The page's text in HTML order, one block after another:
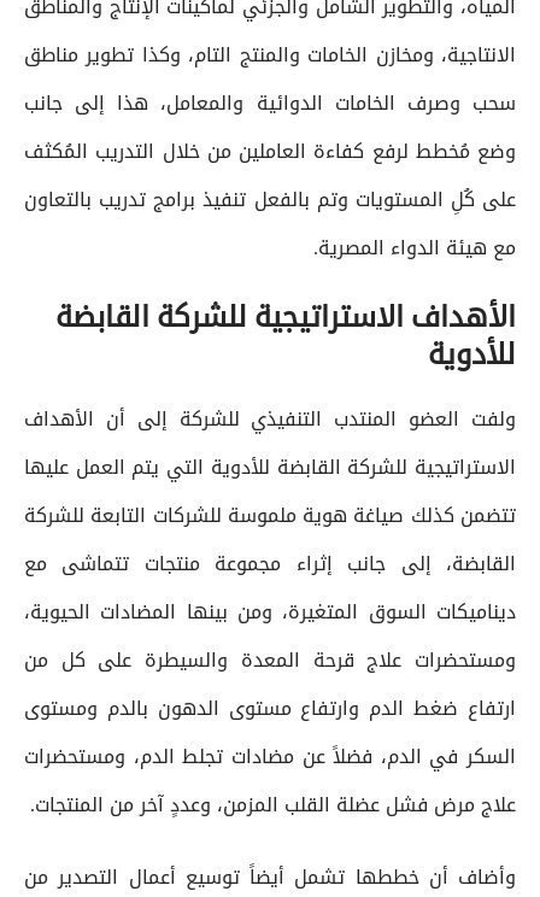
الانتاجية، ومخازن الخامات والمنتج التام، وكذا تطوير مناطق
سحب وصرف الخامات الدوائية والمعامل، هذا إلى جانب
وضع مُخطط لرفع كفاءة العاملين من خلال التدريب المُكثف
على كُلِ المستويات وتم بالفعل تنفيذ برامج تدريب بالتعاون
مع هيئة الدواء المصرية.
الأهداف الاستراتيجية للشركة القابضة
للأدوية
ولفت العضو المنتدب التنفيذي للشركة إلى أن الأهداف
الاستراتيجية للشركة القابضة للأدوية التي يتم العمل عليها
تتضمن كذلك صياغة هوية ملموسة للشركات التابعة للشركة
القابضة، إلى جانب إثراء مجموعة منتجات تتماشى مع
ديناميكات السوق المتغيرة، ومن بينها المضادات الحيوية،
ومستحضرات علاج قرحة المعدة والسيطرة على كل من
ارتفاع ضغط الدم وارتفاع مستوى الدهون بالدم ومستوى
السكر في الدم، فضلاً عن مضادات تجلط الدم، ومستحضرات
علاج مرض فشل عضلة القلب المزمن، وعددٍ آخر من المنتجات.
وأضاف أن خططها تشمل أيضاً توسيع أعمال التصدير من